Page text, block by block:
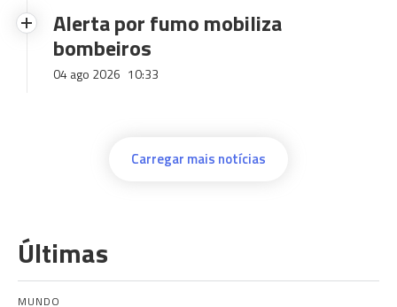
Alerta por fumo mobiliza
bombeiros
04 ago 2026 10:33
Carregar mais notícias
Últimas
MUNDO